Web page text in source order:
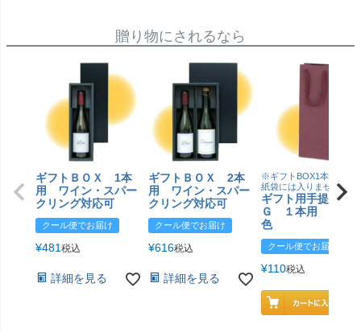
贈り物にされるなら
ギフトＢＯＸ 1本
用 ワイン・スパー
クリング対応可
クール便でお届け
¥481 税込
詳細を見る
ギフトＢＯＸ 2本
用 ワイン・スパー
クリング対応可
クール便でお届け
¥616税込
詳細を見る
※ギフトBOX1本用はこ
紙袋には入りません
ギフト用手提げＢ
Ｇ １本用 エン
色
クール便でお届け
¥110税込